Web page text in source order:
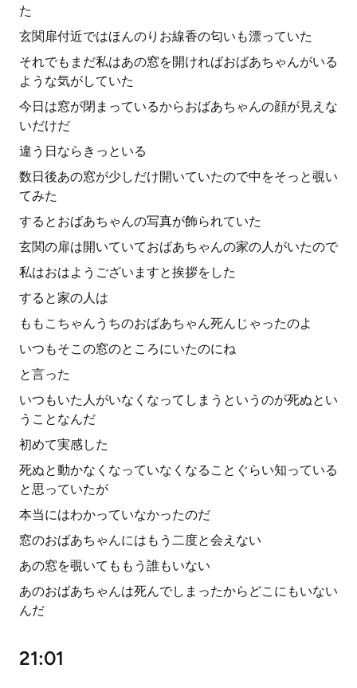
た
玄関扉付近ではほんのりお線香の匂いも漂っていた
それでもまだ私はあの窓を開ければおばあちゃんがいる
ような気がしていた
今日は窓が閉まっているからおばあちゃんの顔が見えな
いだけだ
違う日ならきっといる
数日後あの窓が少しだけ開いていたので中をそっと覗い
てみた
するとおばあちゃんの写真が飾られていた
玄関の扉は開いていておばあちゃんの家の人がいたので
私はおはようございますと挨拶をした
すると家の人は
ももこちゃんうちのおばあちゃん死んじゃったのよ
いつもそこの窓のところにいたのにね
と言った
いつもいた人がいなくなってしまうというのが死ぬとい
うことなんだ
初めて実感した
死ぬと動かなくなっていなくなることぐらい知っている
と思っていたが
本当にはわかっていなかったのだ
窓のおばあちゃんにはもう二度と会えない
あの窓を覗いてももう誰もいない
あのおばあちゃんは死んでしまったからどこにもいない
んだ
21:01